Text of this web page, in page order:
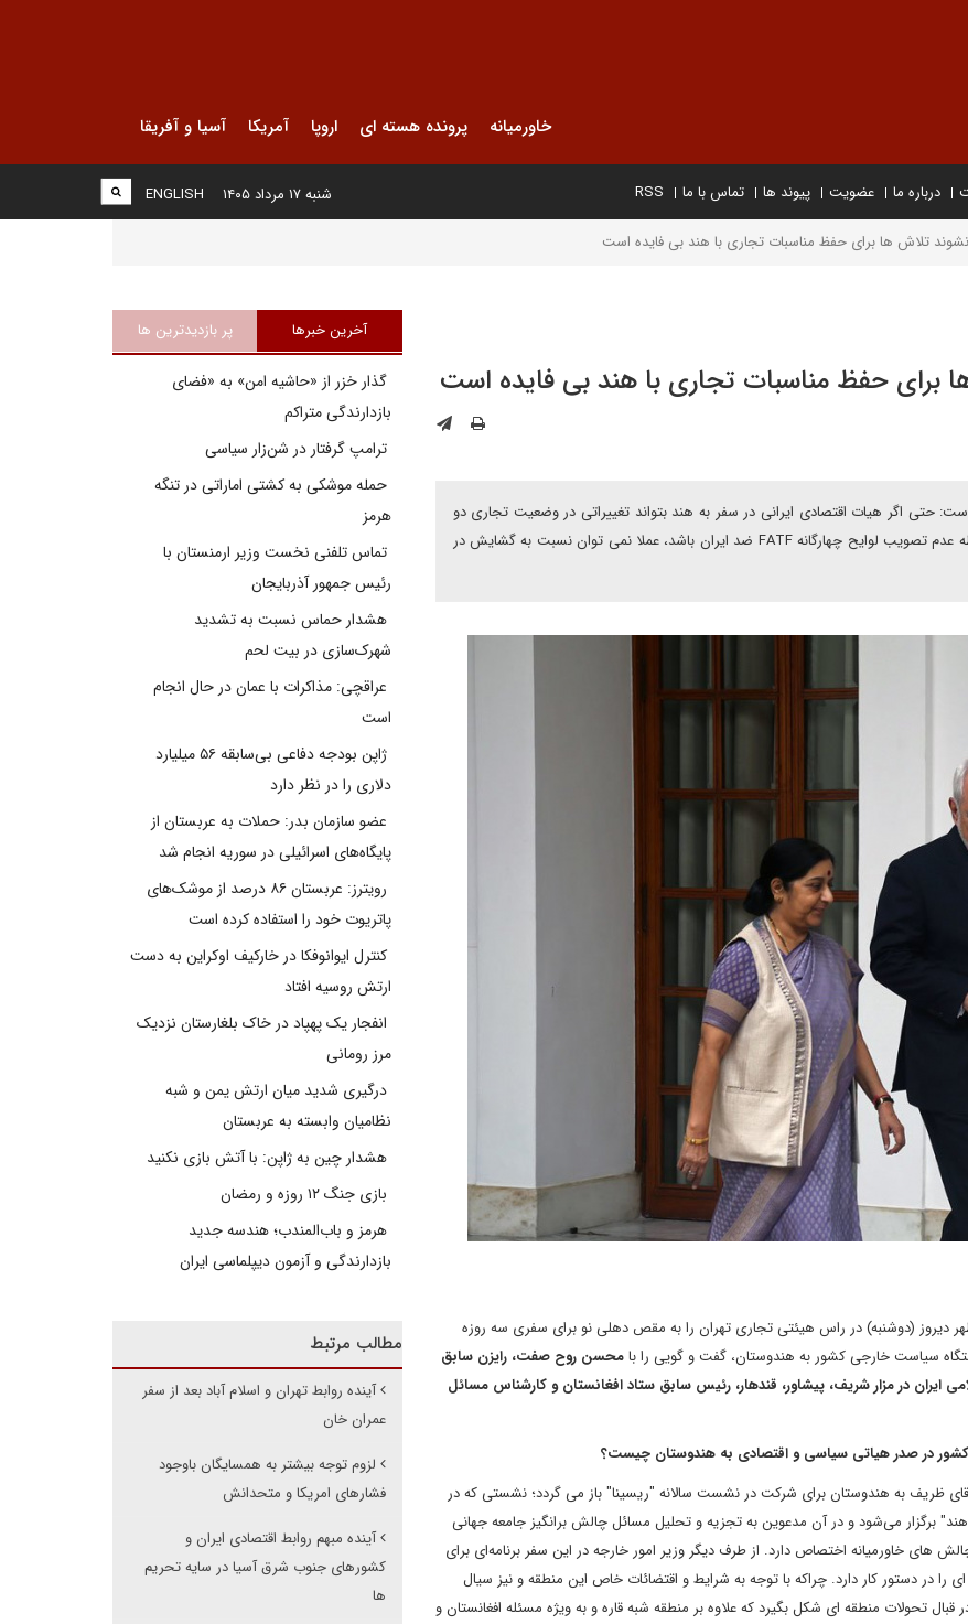
خاورمیانه پرونده هسته ای اروپا آمریکا آسیا و آفریقا
درباره ما عضویت پیوند ها تماس با ما RSS
ENGLISH شنبه ۱۷ مرداد ۱۴۰۵
حتی اگر هیات اقتصادی ایرانی در سفر به هند بتواند تغییراتی در وضعیت تجاری دو
کشور ایجاد کند، مادامی که قوانین و مقررات پولی و بانکی به واسطه عدم تصویب لوایح چهارگانه FATF ضد ایران باشد، عملا نمی توان نسبت به گشایش در
دیروز (دوشنبه) در راس هیئتی تجاری تهران را به مقص دهلی نو برای سفری سه روزه
سیاست خارجی کشور به هندوستان، گفت و گویی را بامحسن روح صفت، رایزن سابق
در مزار شریف، پیشاور، قندهار، رئیس سابق ستاد افغانستان و کارشناس مسائل
کشور در صدر هیاتی سیاسی و اقتصادی به هندوستان چیست؟
ظریف به هندوستان برای شرکت در نشست سالانه "ریسینا" باز می گردد؛ نشستی که در
برگزار می‌شود و در آن مدعوین به تجزیه و تحلیل مسائل چالش برانگیز جامعه جهانی
های خاورمیانه اختصاص دارد. از طرف دیگر وزیر امور خارجه در این سفر برنامه‌ای برای
در دستور کار دارد. چراکه با توجه به شرایط و اقتضائات خاص این منطقه و نیز سیال
تحولات منطقه ای شکل بگیرد که علاوه بر منطقه شبه قاره و به ویژه مسئله افغانستان و
آخرین خبرها پر بازدیدترین ها
گذار خزر از «حاشیه امن» به «فضای
بازدارندگی متراکم
ترامپ گرفتار در شن‌زار سیاسی
حمله موشکی به کشتی اماراتی در تنگه
هرمز
تماس تلفنی نخست وزیر ارمنستان با
رئیس جمهور آذربایجان
هشدار حماس نسبت به تشدید
شهرک‌سازی در بیت‌ لحم
عراقچی: مذاکرات با عمان در حال انجام
است
ژاپن بودجه دفاعی بی‌سابقه ۵۶ میلیارد
دلاری را در نظر دارد
عضو سازمان بدر: حملات به عربستان از
پایگاه‌های اسرائیلی در سوریه انجام شد
رویترز: عربستان ۸۶ درصد از موشک‌های
پاتریوت خود را استفاده کرده است
کنترل ایوانوفکا در خارکیف اوکراین به دست
ارتش روسیه افتاد
انفجار یک پهپاد در خاک بلغارستان نزدیک
مرز رومانی
درگیری شدید میان ارتش یمن و شبه
نظامیان وابسته به عربستان
هشدار چین به ژاپن: با آتش بازی نکنید
بازی جنگ ۱۲ روزه و رمضان
هرمز و باب‌المندب؛ هندسه جدید
بازدارندگی و آزمون دیپلماسی ایران
مطالب مرتبط
آینده روابط تهران و اسلام آباد بعد از سفر
عمران خان
لزوم توجه بیشتر به همسایگان باوجود
فشارهای امریکا و متحدانش
آینده مبهم روابط اقتصادی ایران و
کشورهای جنوب شرق آسیا در سایه تحریم
ها